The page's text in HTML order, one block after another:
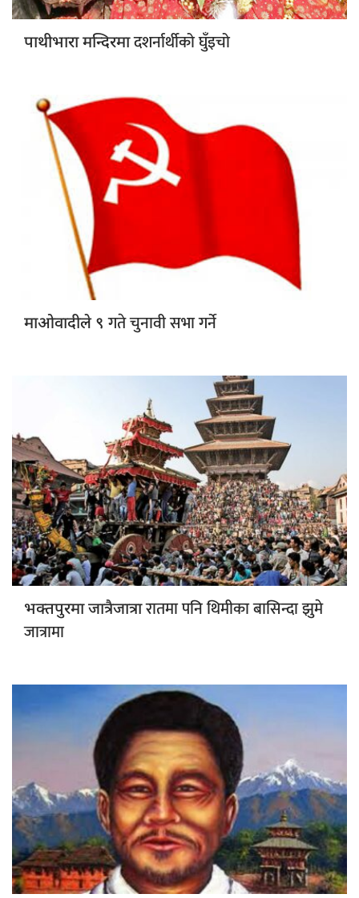
पाथीभारा मन्दिरमादशर्नार्थीको घुँइचो
माओवादीले ९गते चुनावी सभा गर्ने
भक्तपुरमा जात्रैजात्रारातमा पनि थिमीका बासिन्दा झुमे
जात्रामा